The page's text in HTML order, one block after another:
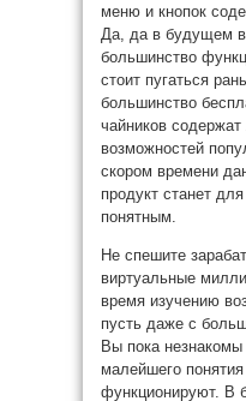
меню и кнопок
Да, да в будущем
большинство
стоит пугаться
большинство
чайников
возможностей
скором времени
продукт станет
понятным.
Не спешите
виртуальные
время изучению
пусть даже с
Вы пока
малейшего
функционируют. В